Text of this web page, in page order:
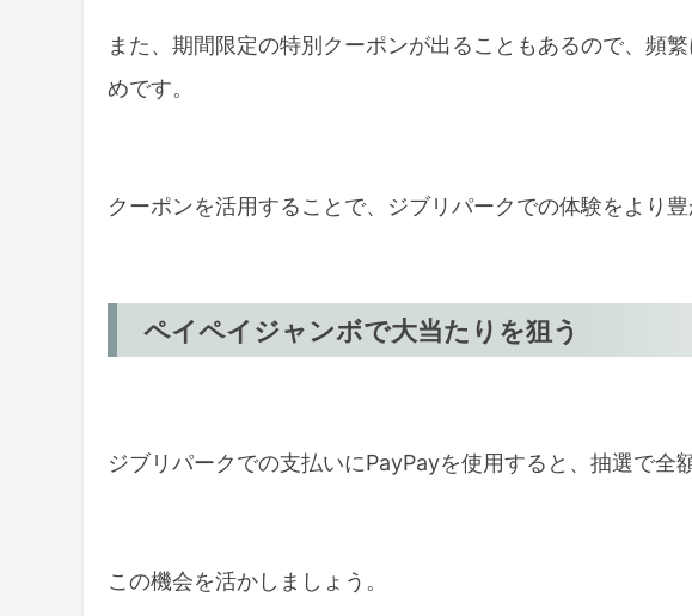
また、期間限定の特別クーポンが出ることもあるので、頻
めです。
クーポンを活用することで、ジブリパークでの体験をより豊
ペイペイジャンボで大当たりを狙う
ジブリパークでの支払いにPayPayを使用すると、抽選で全
この機会を活かしましょう。